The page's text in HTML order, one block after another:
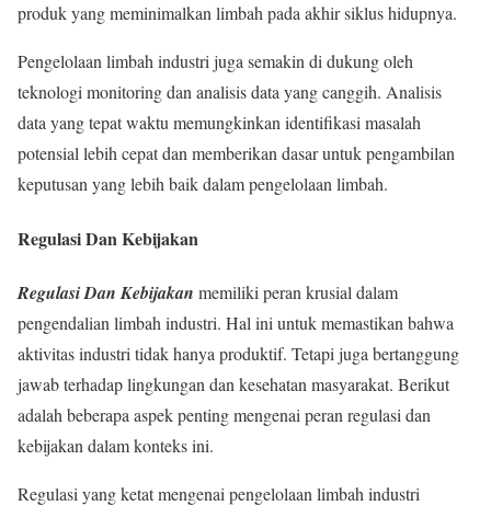
produk yang meminimalkan limbah pada akhir siklus hidupnya.
Pengelolaan limbah industri juga semakin di dukung oleh
teknologi monitoring dan analisis data yang canggih. Analisis
data yang tepat waktu memungkinkan identifikasi masalah
potensial lebih cepat dan memberikan dasar untuk pengambilan
keputusan yang lebih baik dalam pengelolaan limbah.
Regulasi Dan Kebijakan
Regulasi Dan Kebijakan memiliki peran krusial dalam
pengendalian limbah industri. Hal ini untuk memastikan bahwa
aktivitas industri tidak hanya produktif. Tetapi juga bertanggung
jawab terhadap lingkungan dan kesehatan masyarakat. Berikut
adalah beberapa aspek penting mengenai peran regulasi dan
kebijakan dalam konteks ini.
Regulasi yang ketat mengenai pengelolaan limbah industri